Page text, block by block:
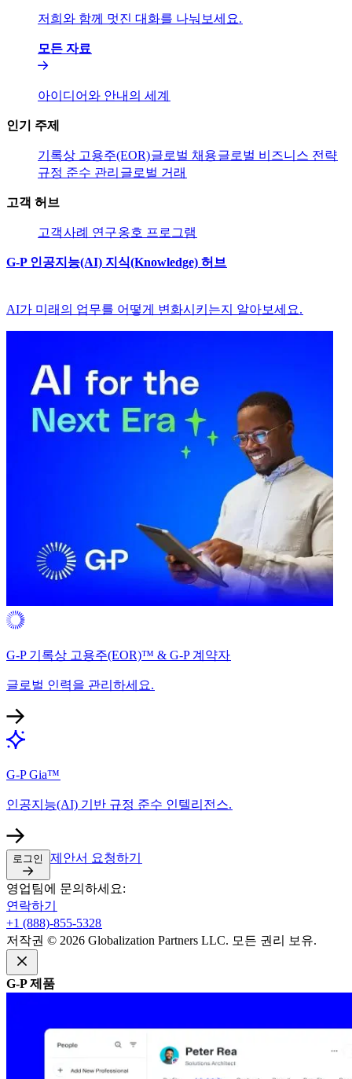
저희와 함께 멋진 대화를 나눠보세요.​​
모든 자료​​
아이디어와 안내의 세계​​
인기 주제​​
기록상 고용주(EOR)​​글로벌 채용​​글로벌 비즈니스 전략​​
규정 준수 관리​​ 글로벌 거래​​
고객 허브​​
고객​​사례 연구​​옹호 프로그램​​
G-P 인공지능(AI) 지식(Knowledge) 허브​​
AI가 미래의 업무를 어떻게 변화시키는지 알아보세요.​​
G-P 기록상 고용주(EOR)™ & G-P 계약자​​
글로벌 인력을 관리하세요.​​
G-P Gia™​​
인공지능(AI) 기반 규정 준수 인텔리전스.​​
로그인​​ 제안서 요청하기​​
영업팀에 문의하세요:​​
연락하기​​
+1 (888)-855-5328​​
저작권 © 2026 Globalization Partners LLC. 모든 권리 보유.​​
G-P 제품​​